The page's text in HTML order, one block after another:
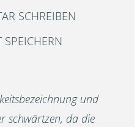
SCHREIBEN
SPEICHERN
und
schwärtzen, da die